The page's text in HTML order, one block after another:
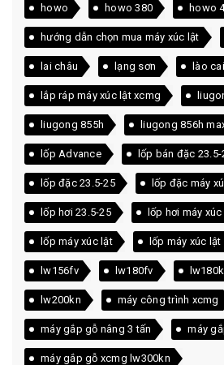
howo howo 380 howo
hướng dẫn chọn mua máy xúc lật
lai châu lạng sơn lào cai
lắp ráp máy xúc lật xcmg
liugong 855h liugong 856h
lốp Advance lốp bán đặc 23.5-
lốp đặc 23.5-25 lốp đặc máy
lốp hơi 23.5-25 lốp hơi máy xúc
lốp máy xúc lật lốp máy xúc lật
lw156fv lw180fv lw180k
lw200kn máy công trình xcmg
máy gắp gỗ nâng 3 tấn máy
máy gắp gỗ xcmg lw300kn